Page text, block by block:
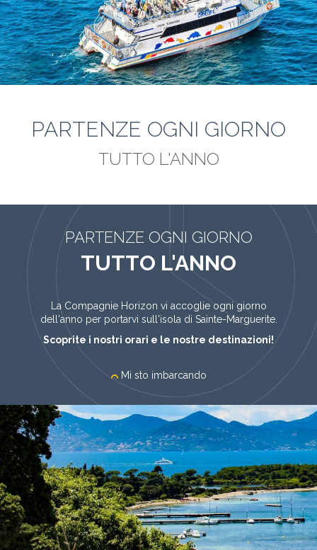
PARTENZE OGNI GIORNO
TUTTO L'ANNO
PARTENZE OGNI GIORNO
TUTTO L'ANNO
La Compagnie Horizon vi accoglie ogni giorno
dell'anno per portarvi sull'isola di Sainte-Marguerite.
Scoprite i nostri orari e le nostre destinazioni!
Mi sto imbarcando